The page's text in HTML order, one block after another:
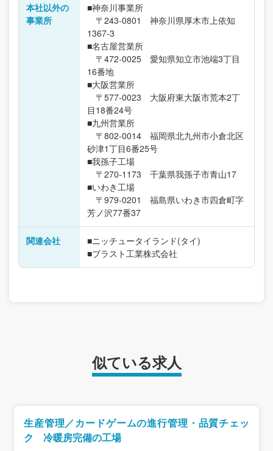
本社以外の
事業所
■神奈川事業所
〒243-0801 神奈川県厚木市上依知
1367-3
■名古屋営業所
〒472-0025 愛知県知立市池端3丁目
16番地
■大阪営業所
〒577-0023 大阪府東大阪市荒本2丁
目18番24号
■九州営業所
〒802-0014 福岡県北九州市小倉北区
砂津1丁目6番25号
■我孫子工場
〒270-1173 千葉県我孫子市青山17
■いわき工場
〒979-0201 福島県いわき市四倉町字
芳ノ沢77番37
関連会社
■ニッチュータイランド(タイ)
■ブラスト工業株式会社
似ている求人
生産管理／カードゲームの進行管理・品質チェッ
ク 冷暖房完備の工場